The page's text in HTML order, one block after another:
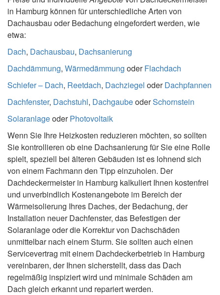
in Hamburg können für unterschiedliche Arten von
Dachausbau oder Bedachung eingefordert werden, wie
etwa:
Dach, Dachausbau, Dachsanierung
Dachdämmung, Wärmedämmung oderFlachdach
Schiefer – Dach, Reetdach, Dachziegel oderDachpfannen
Dachfenster, Dachstuhl, DachgaubeoderSchornstein
SolaranlageoderPhotovoltaik
Wenn Sie Ihre Heizkosten reduzieren möchten, so sollten
Sie kontrollieren ob eine Dachsanierung für Sie eine Rolle
spielt, speziell bei älteren Gebäuden ist es lohnend sich
von einem Fachmann den Tipp einzuholen. Der
Dachdeckermeister in Hamburg kalkuliert Ihnen kostenfrei
und unverbindlich Kostenangebote im Bereich der
Wärmeisolierung Ihres Daches, der Bedachung, der
Installation neuer Dachfenster, das Befestigen der
Solaranlage oder die Korrektur von Dachschäden
unmittelbar nach einem Sturm. Sie sollten auch einen
Servicevertrag mit einem Dachdeckerbetrieb in Hamburg
vereinbaren, der Ihnen sicherstellt, dass das Dach
regelmäßig inspiziert wird und minimale Schäden am
Dach gleich erkannt und repariert werden.